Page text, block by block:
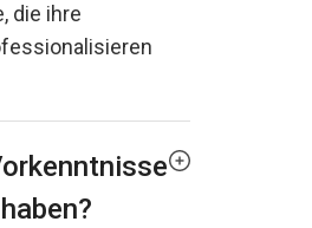
die ihre